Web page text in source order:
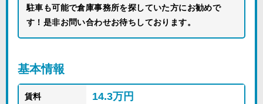
駐車も可能で倉庫事務所を探していた方にお勧めで
す！是非お問い合わせお待ちしております。
基本情報
賃料 14.3万円